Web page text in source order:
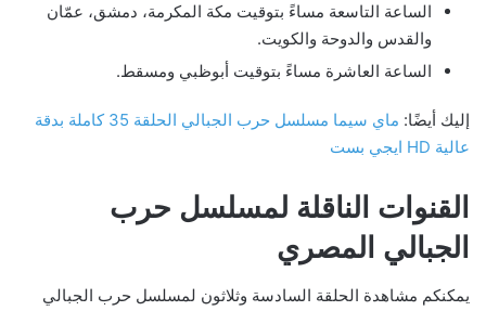
الساعة التاسعة مساءً بتوقيت مكة المكرمة، دمشق، عمّان
والقدس والدوحة والكويت.
الساعة العاشرة مساءً بتوقيت أبوظبي ومسقط.
إليك أيضًا:
ماي سيما مسلسل حرب الجبالي الحلقة 35 كاملة بدقة
عالية HD ايجي بست
القنوات الناقلة لمسلسل حرب
الجبالي المصري
يمكنكم مشاهدة الحلقة السادسة وثلاثون لمسلسل حرب الجبالي